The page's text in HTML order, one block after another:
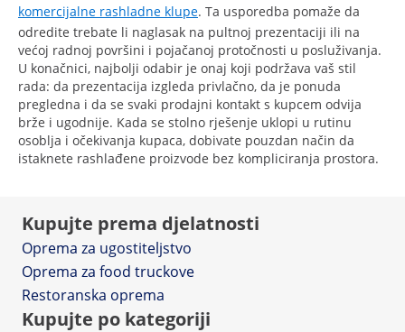
komercijalne rashladne klupe. Ta usporedba pomaže da
odredite trebate li naglasak na pultnoj prezentaciji ili na
većoj radnoj površini i pojačanoj protočnosti u posluživanja.
U konačnici, najbolji odabir je onaj koji podržava vaš stil
rada: da prezentacija izgleda privlačno, da je ponuda
pregledna i da se svaki prodajni kontakt s kupcem odvija
brže i ugodnije. Kada se stolno rješenje uklopi u rutinu
osoblja i očekivanja kupaca, dobivate pouzdan način da
istaknete rashlađene proizvode bez kompliciranja prostora.
Kupujte prema djelatnosti
Oprema za ugostiteljstvo
Oprema za food truckove
Restoranska oprema
Kupujte po kategoriji